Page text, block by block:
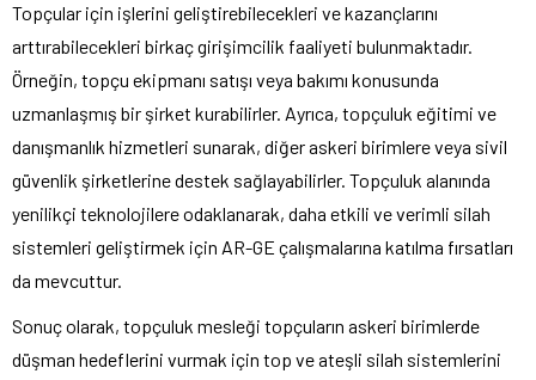
Topçular için işlerini geliştirebilecekleri ve kazançlarını
arttırabilecekleri birkaç girişimcilik faaliyeti bulunmaktadır.
Örneğin, topçu ekipmanı satışı veya bakımı konusunda
uzmanlaşmış bir şirket kurabilirler. Ayrıca, topçuluk eğitimi ve
danışmanlık hizmetleri sunarak, diğer askeri birimlere veya sivil
güvenlik şirketlerine destek sağlayabilirler. Topçuluk alanında
yenilikçi teknolojilere odaklanarak, daha etkili ve verimli silah
sistemleri geliştirmek için AR-GE çalışmalarına katılma fırsatları
da mevcuttur.
Sonuç olarak, topçuluk mesleği topçuların askeri birimlerde
düşman hedeflerini vurmak için top ve ateşli silah sistemlerini